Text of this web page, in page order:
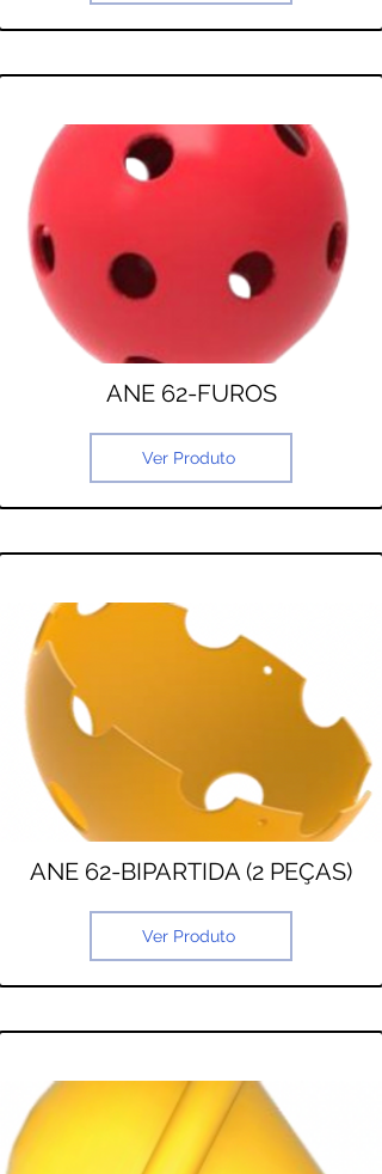
ANE 62-FUROS
Ver Produto
ANE 62-BIPARTIDA (2 PEÇAS)
Ver Produto